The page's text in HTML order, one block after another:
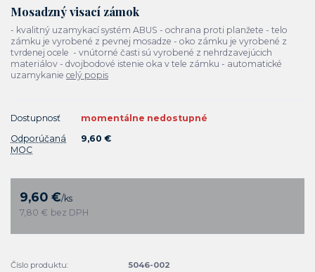
Mosadzný visací zámok
- kvalitný uzamykací systém ABUS - ochrana proti planžete - telo
zámku je vyrobené z pevnej mosadze - oko zámku je vyrobené z
tvrdenej ocele - vnútorné časti sú vyrobené z nehrdzavejúcich
materiálov - dvojbodové istenie oka v tele zámku - automatické
uzamykanie celý popis
Dostupnosť
momentálne nedostupné
Odporúčaná
MOC
9,60 €
9,60 €/ks
7,80 € bez DPH
Číslo produktu:
5046-002